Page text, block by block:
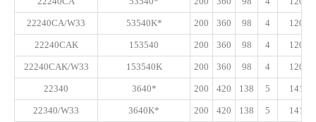
22240CA/W33 53540K* 200 360 98 4 1200
22240CAK 153540 200 360 98 4 1200
22240CAK/W33 153540K 200 360 98 4 1200
22340 3640* 200 420 138 5 1410
22340/W33 3640K* 200 420 138 5 1410